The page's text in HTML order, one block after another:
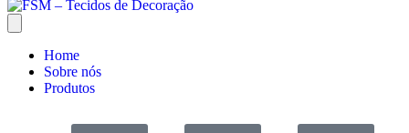
Home
Sobre nós
Produtos